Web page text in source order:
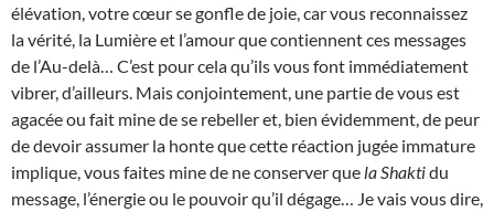
élévation, votre cœur se gonfle de joie, car vous reconnaissez
la vérité, la Lumière et l’amour que contiennent ces messages
de l’Au-delà… C’est pour cela qu’ils vous font immédiatement
vibrer, d’ailleurs. Mais conjointement, une partie de vous est
agacée ou fait mine de se rebeller et, bien évidemment, de peur
de devoir assumer la honte que cette réaction jugée immature
implique, vous faites mine de ne conserver que la Shaktidu
message, l’énergie ou le pouvoir qu’il dégage… Je vais vous dire,